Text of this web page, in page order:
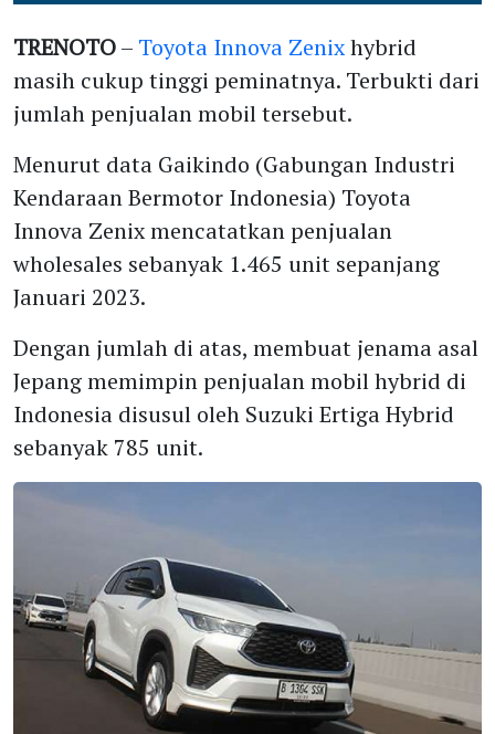
TRENOTO– Toyota Innova Zenixhybrid
masih cukup tinggi peminatnya. Terbukti dari
jumlah penjualan mobil tersebut.
Menurut data Gaikindo (Gabungan Industri
Kendaraan Bermotor Indonesia) Toyota
Innova Zenix mencatatkan penjualan
wholesales sebanyak 1.465 unit sepanjang
Januari 2023.
Dengan jumlah di atas, membuat jenama asal
Jepang memimpin penjualan mobil hybrid di
Indonesia disusul oleh Suzuki Ertiga Hybrid
sebanyak 785 unit.